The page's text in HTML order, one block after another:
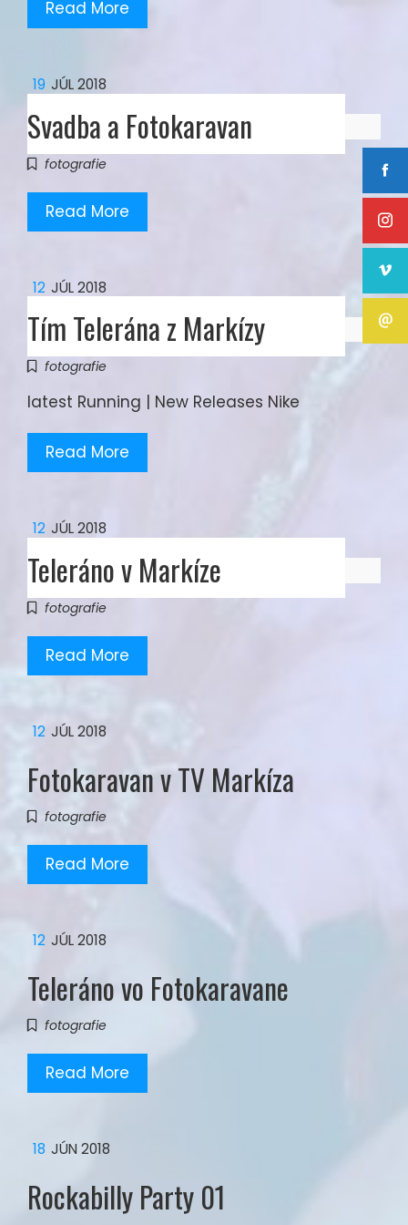
Read More
19 JÚL 2018
Svadba a Fotokaravan
fotografie
Read More
12 JÚL 2018
Tím Telerána z Markízy
fotografie
latest Running | New Releases Nike
Read More
12 JÚL 2018
Teleráno v Markíze
fotografie
Read More
12 JÚL 2018
Fotokaravan v TV Markíza
fotografie
Read More
12 JÚL 2018
Teleráno vo Fotokaravane
fotografie
Read More
18 JÚN 2018
Rockabilly Party 01